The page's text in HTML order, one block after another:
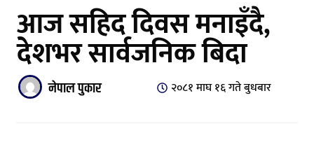
आज सहिद दिवस मनाइँदै,
देशभर सार्वजनिक बिदा
नेपाल पुकार २०८१ माघ १६ गते बुधबार